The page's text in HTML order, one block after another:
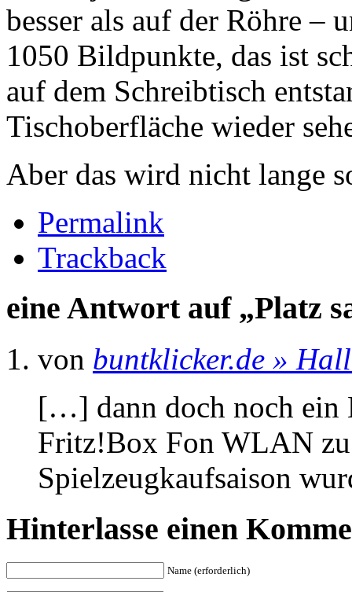
besser als auf der Röhre –
1050 Bildpunkte, das ist
auf dem Schreibtisch
Tischoberfläche wieder
Aber das wird nicht lange
Permalink
Trackback
eine Antwort auf „Platz
von buntklicker.de »
[…] dann doch noch ein
Fritz!Box Fon WLAN
Spielzeugkaufsaison
Hinterlasse einen
Name (erforderlich)